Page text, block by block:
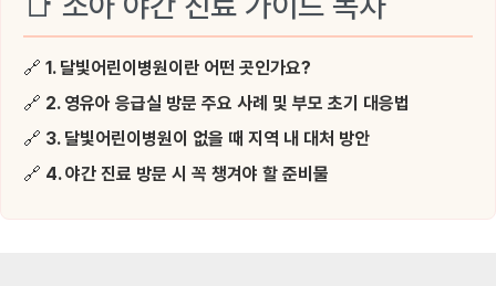
🔗 1. 달빛어린이병원이란 어떤 곳인가요?
🔗 2. 영유아 응급실 방문 주요 사례 및 부모 초기 대응법
🔗 3. 달빛어린이병원이 없을 때 지역 내 대처 방안
🔗 4. 야간 진료 방문 시 꼭 챙겨야 할 준비물